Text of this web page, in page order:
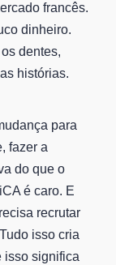
francês.
dinheiro.
dentes,
histórias.
para
fazer a
do que o
é caro. E
recrutar
isso cria
isso significa